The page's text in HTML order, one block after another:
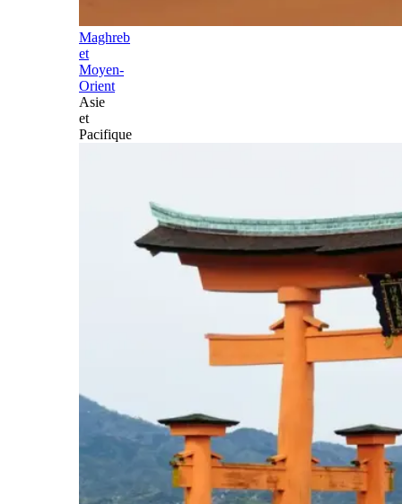
Maghreb
et
Moyen-
Orient
Asie
et
Pacifique